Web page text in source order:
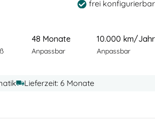
frei konfigurierbar
48 Monate
Anpassbar
10.000 km/Jahr
Anpassbar
Lieferzeit: 6 Monate